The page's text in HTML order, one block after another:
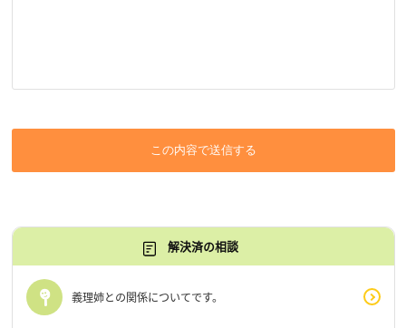
この内容で送信する
解決済の相談
義理姉との関係についてです。